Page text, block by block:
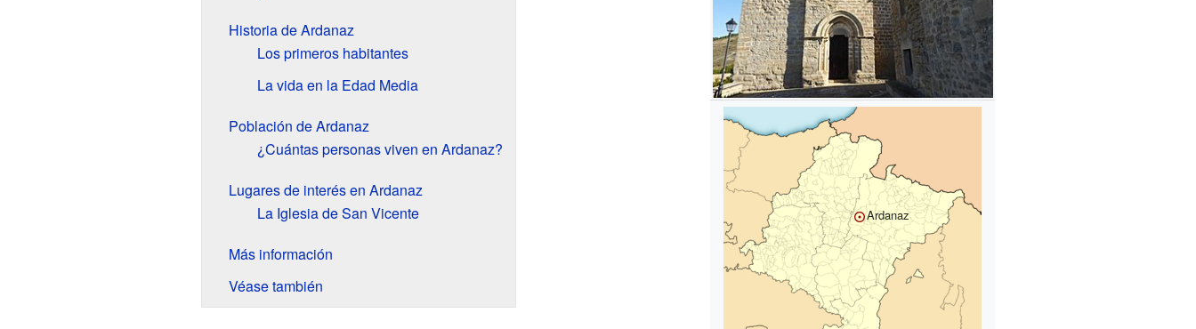
Ardanaz
Historia de Ardanaz
Los primeros habitantes
La vida en la Edad Media
Población de Ardanaz
¿Cuántas personas viven en Ardanaz?
Lugares de interés en Ardanaz
La Iglesia de San Vicente
Más información
Véase también